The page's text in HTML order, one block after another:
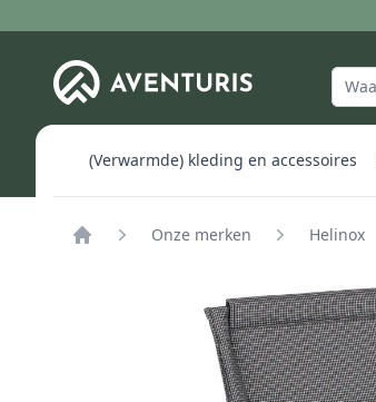
(Verwarmde) kleding en accessoires
Onze merken Helinox